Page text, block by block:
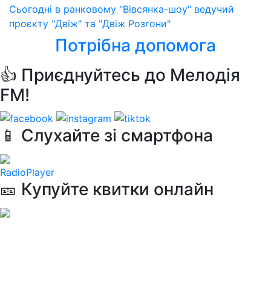
Сьогодні в ранковому "Вівсянка-шоу" ведучий
проєкту "Двіж" та "Двіж Розгони"
Потрібна допомога
👍 Приєднуйтесь до Мелодія
FM!
📱 Слухайте зі смартфона
RadioPlayer
🎫 Купуйте квитки онлайн